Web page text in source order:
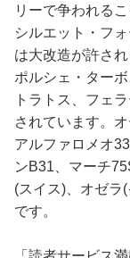
リーで争われるこ
シルエット・フ
は大改造が許さ
ポルシェ・ター
トラトス、フェ
されています。
アルファロメオ
ンB31、マーチ
(スイス)、オゼラ
です。